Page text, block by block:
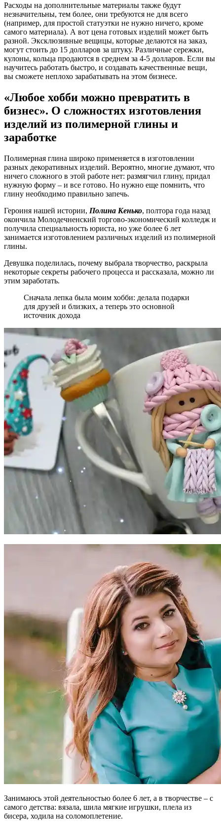
Расходы на дополнительные материалы также будут
незначительны, тем более, они требуются не для всего
(например, для простой статуэтки не нужно ничего, кроме
самого материала). А вот цена готовых изделий может быть
разной. Эксклюзивные вещицы, которые делаются на заказ,
могут стоить до 15 долларов за штуку. Различные сережки,
кулоны, кольца продаются в среднем за 4-5 долларов. Если вы
научитесь работать быстро, и создавать качественные вещи,
вы сможете неплохо зарабатывать на этом бизнесе.
«Любое хобби можно превратить в
бизнес». О сложностях изготовления
изделий из полимерной глины и
заработке
Полимерная глина широко применяется в изготовлении
разных декоративных изделий. Вероятно, многие думают, что
ничего сложного в этой работе нет: размягчил глину, придал
нужную форму – и все готово. Но нужно еще помнить, что
глину необходимо правильно запечь.
Героиня нашей истории, Полина Кенько, полтора года назад
окончила Молодечненский торгово-экономический колледж и
получила специальность юриста, но уже более 6 лет
занимается изготовлением различных изделий из полимерной
глины.
Девушка поделилась, почему выбрала творчество, раскрыла
некоторые секреты рабочего процесса и рассказала, можно ли
этим заработать.
Сначала лепка была моим хобби: делала подарки
для друзей и близких, а теперь это основной
источник дохода
Занимаюсь этой деятельностью более 6 лет, а в творчестве – с
самого детства: вязала, шила мягкие игрушки, плела из
бисера, ходила на соломоплетение.